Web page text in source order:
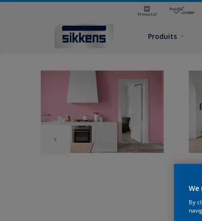
Produits
We
By